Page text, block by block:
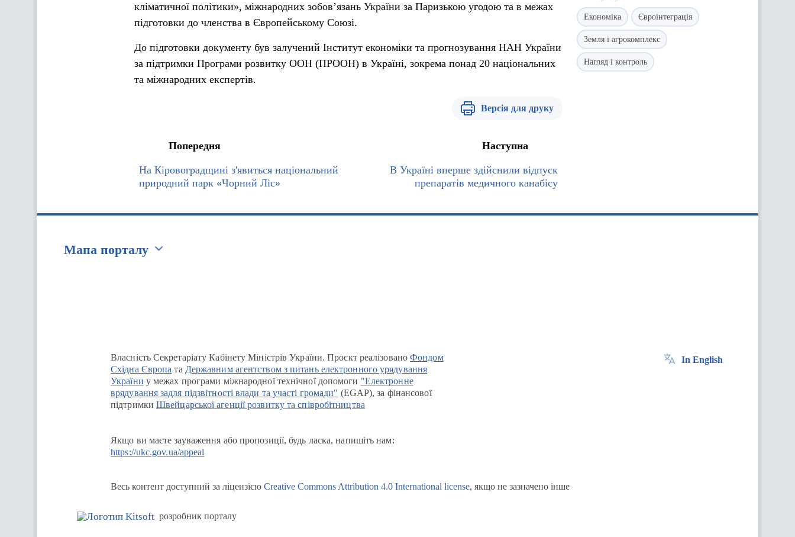
кліматичної політики», міжнародних зобов’язань України за Паризькою угодою та в межах
підготовки до членства в Європейському Союзі.
До підготовки документу був залучений Інститут економіки та прогнозування НАН України
за підтримки Програми розвитку ООН (ПРООН) в Україні, зокрема понад 20 національних
та міжнародних експертів.
Версія для друку
Попередня
На Кіровоградщині з'явиться національний
природний парк «Чорний Ліс»
Наступна
В Україні вперше здійснили відпуск
препаратів медичного канабісу
Економіка Євроінтеграція
Земля і агрокомплекс
Нагляд і контроль
Мапа порталу
Власність Секретаріату Кабінету Міністрів України. Проєкт реалізованоФондом
Східна Європа та Державним агентством з питань електронного урядування
України у межах програми міжнародної технічної допомоги "Електронне
врядування задля підзвітності влади та участі громади" (EGAP), за фінансової
підтримки Швейцарської агенції розвитку та співробітництва
Якщо ви маєте зауваження або пропозиції, будь ласка, напишіть нам:
https://ukc.gov.ua/appeal
In English
Весь контент доступний за ліцензією Creative Commons Attribution 4.0 International license, якщо не зазначено інше
розробник порталу